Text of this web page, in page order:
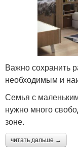
Важно сохранить
необходимым и
Семья с
нужно много
зоне.
читать дальше →